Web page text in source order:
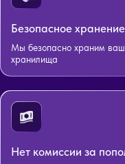
Безопасное хранение
Мы безопасно храним
хранилища
Нет комиссии за